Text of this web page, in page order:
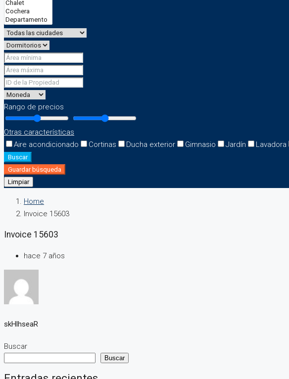
Rango de precios
Otras características
Aire acondicionado
Cortinas Ducha exterior Gimnasio Jardín Lavadora
Buscar
Guardar búsqueda
Limpiar
Home
Invoice 15603
Invoice 15603
hace 7 años
skHlhseaR
Buscar
Buscar